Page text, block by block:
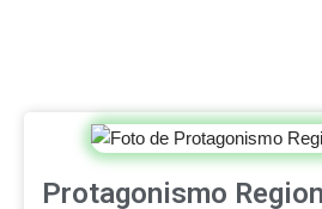
Protagonismo